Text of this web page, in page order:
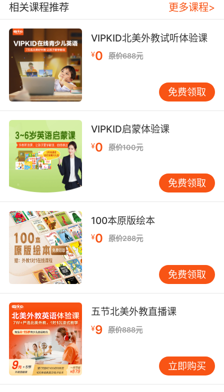
造沉浸式语言环境 在VIPKID的虚拟课堂中，游戏
开发词汇转化为具体的教学工具。Gamification
Elements（游戏化元素）被拆解为可操作的教学
模块：教师利用Leaderboard（排行榜）激发竞
争意识，通过Achievement System（成就系
统）培养目标导向，借助Branching
Narrative（分支叙事）创造多结局学习路径。剑
桥大学教育研究院的跟踪数据显示，采用
Choice-Based Learning（选择式学习）模式的
课程，学员词汇留存率提升37%。 跨学科项目实
践中，Modding Community（模组社区）概念
被创新应用。VIPKID推出的Game Jam活动中，
学员运用Asset Store（资源商店）获取素材，通
过Scripting Language（脚本语言）编写对话逻
辑，在Playtesting（试玩测试）环节反复优化作
品。这种PBL（项目制学习）模式印证了斯坦福
大学Duckworth教授的观点：当学习者以Game
Developer（游戏开发者）身份参与创作时，语
言输出量较传统课堂增加2.8倍。 三、技术实现
路径：破解教育游戏开发瓶颈 工具平台的选择直
接影响教学转化效率。Unity和Unreal Engine等
引擎中的Scene Editor（场景编辑器）Material
Creator（材质创建器）等专业工具，经过
VIPKID技术团队的二次开发，已适配教育场景需
求。通过封装Drag-and-Drop（拖拽式操作）模
块，非技术人员也能使用Behavior Tree（行为
树）设计NPC（非玩家角色）的对话逻辑。
GitHub上的教育游戏开源项目显示，采用Visual
Scripting（可视化编程）技术的课堂，开发效率
提升60%。 人工智能技术的渗透带来新的可能
相关课程推荐 更多课程>
VIPKID北美外教试听体验课
¥0 原价688元
免费领取
VIPKID启蒙体验课
¥0 原价100元
免费领取
100本原版绘本
¥0 原价288元
免费领取
五节北美外教直播课
¥9 原价888元
立即购买